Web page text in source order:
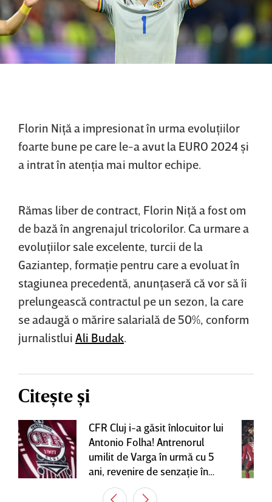
Florin Niţă a impresionat în urma evoluţiilor
foarte bune pe care le-a avut la EURO 2024 şi
a intrat în atenţia mai multor echipe.
Rămas liber de contract, Florin Niţă a fost om
de bază în angrenajul tricolorilor. Ca urmare a
evoluţiilor sale excelente, turcii de la
Gaziantep, formaţie pentru care a evoluat în
stagiunea precedentă, anunţaseră că vor să îi
prelungească contractul pe un sezon, la care
se adaugă o mărire salarială de 50%, conform
jurnalistlui Ali Budak.
Citește și
CFR Cluj i-a găsit înlocuitor lui
Antonio Folha! Antrenorul
umilit de Varga în urmă cu 5
ani, revenire de senzaţie în
Gruia